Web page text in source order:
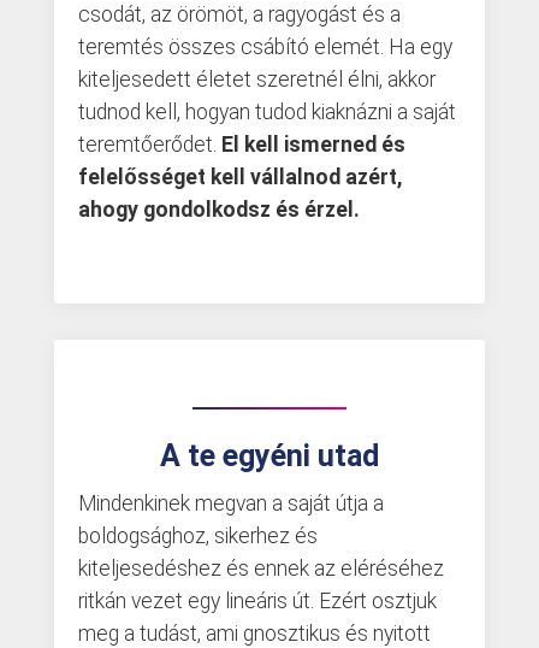
csodát, az örömöt, a ragyogást és a
teremtés összes csábító elemét. Ha egy
kiteljesedett életet szeretnél élni, akkor
tudnod kell, hogyan tudod kiaknázni a saját
teremtőerődet. El kell ismerned és
felelősséget kell vállalnod azért,
ahogy gondolkodsz és érzel.
A te egyéni utad
Mindenkinek megvan a saját útja a
boldogsághoz, sikerhez és
kiteljesedéshez és ennek az eléréséhez
ritkán vezet egy lineáris út. Ezért osztjuk
meg a tudást, ami gnosztikus és nyitott